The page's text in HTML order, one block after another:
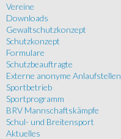
Vereine
Downloads
Gewaltschutzkonzept
Schutzkonzept
Formulare
Schutzbeauftragte
Externe anonyme Anlaufstellen
Sportbetrieb
Sportprogramm
BRV Mannschaftskämpfe
Schul- und Breitensport
Aktuelles